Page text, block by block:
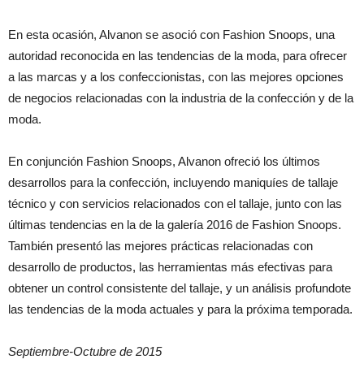
En esta ocasión, Alvanon se asoció con Fashion Snoops, una
autoridad reconocida en las tendencias de la moda, para ofrecer
a las marcas y a los confeccionistas, con las mejores opciones
de negocios relacionadas con la industria de la confección y de la
moda.
En conjunción Fashion Snoops, Alvanon ofreció los últimos
desarrollos para la confección, incluyendo maniquíes de tallaje
técnico y con servicios relacionados con el tallaje, junto con las
últimas tendencias en la de la galería 2016 de Fashion Snoops.
También presentó las mejores prácticas relacionadas con
desarrollo de productos, las herramientas más efectivas para
obtener un control consistente del tallaje, y un análisis profundote
las tendencias de la moda actuales y para la próxima temporada.
Septiembre-Octubre de 2015